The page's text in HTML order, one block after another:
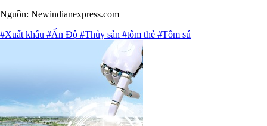
Nguồn: Newindianexpress.com
#Xuất khẩu #Ấn Độ #Thủy sản #tôm thẻ #Tôm sú